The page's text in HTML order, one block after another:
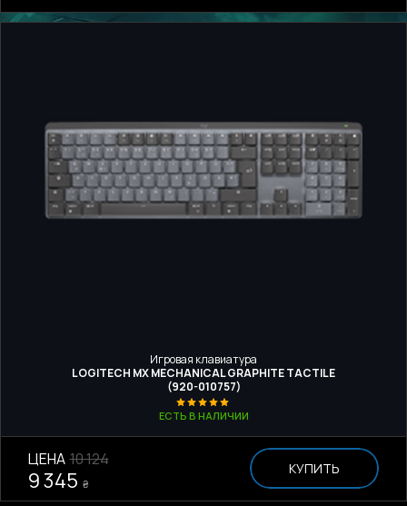
Игровая клавиатура
LOGITECH MX MECHANICAL GRAPHITE TACTILE
(920-010757)
ЕСТЬ В НАЛИЧИИ
ЦЕНА 10 124
9 345 ₴
КУПИТЬ